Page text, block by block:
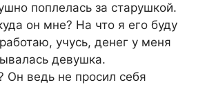
поплелась за старушкой.
он мне? На что я его буду
учусь, денег у меня
девушка.
Он ведь не просил себя